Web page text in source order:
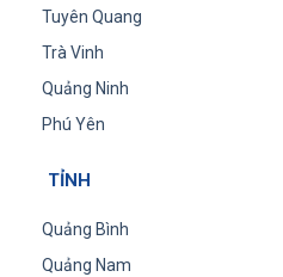
Tuyên Quang
Trà Vinh
Quảng Ninh
Phú Yên
TỈNH
Quảng Bình
Quảng Nam